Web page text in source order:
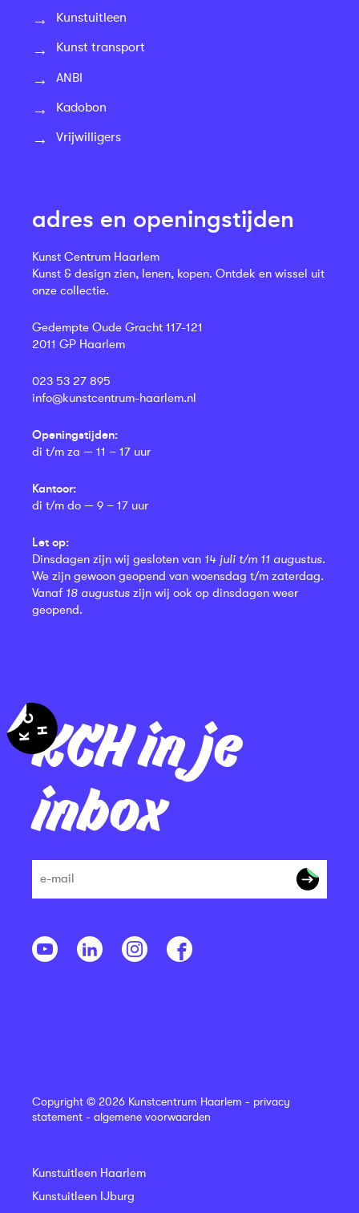
KCH in je
inbox
Kunstuitleen
Kunst transport
ANBI
Kadobon
Vrijwilligers
adres en openingstijden
Kunst Centrum Haarlem
Kunst & design zien, lenen, kopen. Ontdek en wissel uit
onze collectie.
Gedempte Oude Gracht 117-121
2011 GP Haarlem
023 53 27 895
info@kunstcentrum-haarlem.nl
Openingstijden:
di t/m za — 11 – 17 uur
Kantoor:
di t/m do — 9 – 17 uur
Let op:
Dinsdagen zijn wij gesloten van 14 juli t/m 11 augustus.
We zijn gewoon geopend van woensdag t/m zaterdag.
Vanaf 18 augustus zijn wij ook op dinsdagen weer
geopend.
Copyright © 2026 Kunstcentrum Haarlem - privacy
statement - algemene voorwaarden
Kunstuitleen Haarlem
Kunstuitleen IJburg